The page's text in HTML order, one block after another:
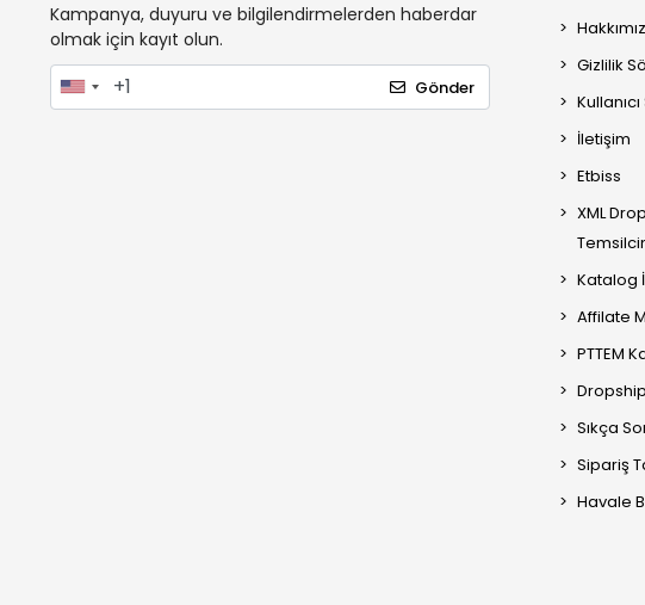
Kampanya, duyuru ve bilgilendirmelerden haberdar
olmak için kayıt olun.
Gönder
Gizlilik
İletişim
Etbiss
XML
Katalog
Affilate
PTTEM
Sıkça
Sipariş
Havale